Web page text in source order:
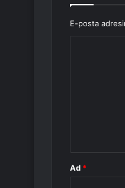
E-posta
Ad *